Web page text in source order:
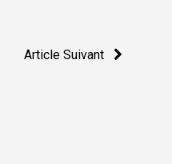
Article Suivant